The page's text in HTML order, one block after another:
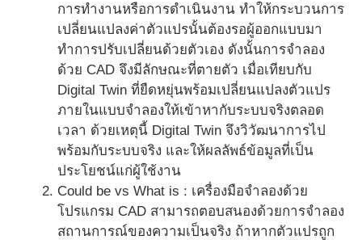
การทำงานหรือการดำเนินงาน ทำให้กระบวนการ
เปลี่ยนแปลงค่าตัวแปรนั้นต้องรอผู้ออกแบบมา
ทำการปรับเปลี่ยนด้วยตัวเอง ดังนั้นการจำลอง
ด้วย CAD จึงมีลักษณะที่ตายตัว เมื่อเทียบกับ
Digital Twin ที่ยืดหยุ่นพร้อมเปลี่ยนแปลงตัวแปร
ภายในแบบจำลองให้เข้าหากับระบบจริงตลอด
เวลา ด้วยเหตุนี้ Digital Twin จึงวิวัฒนาการไป
พร้อมกับระบบจริง และให้ผลลัพธ์ข้อมูลที่เป็น
ประโยชน์แก่ผู้ใช้งาน
Could be vs What is : เครื่องมือจำลองด้วย
โปรแกรม CAD สามารถตอบสนองด้วยการจำลอง
สถานการณ์ของความเป็นจริง ถ้าหากตัวแปรถูก